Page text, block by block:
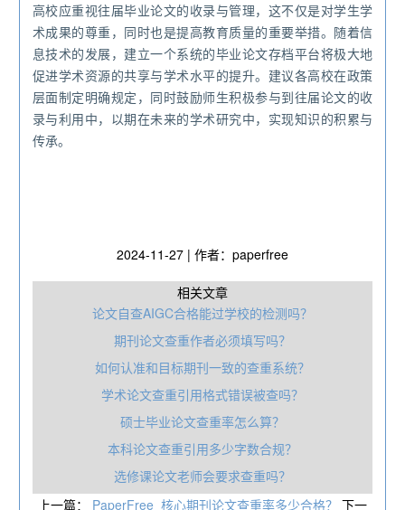
高校应重视往届毕业论文的收录与管理，这不仅是对学生学
术成果的尊重，同时也是提高教育质量的重要举措。随着信
息技术的发展，建立一个系统的毕业论文存档平台将极大地
促进学术资源的共享与学术水平的提升。建议各高校在政策
层面制定明确规定，同时鼓励师生积极参与到往届论文的收
录与利用中，以期在未来的学术研究中，实现知识的积累与
传承。
2024-11-27 | 作者：paperfree
相关文章
论文自查AIGC合格能过学校的检测吗？
期刊论文查重作者必须填写吗？
如何认准和目标期刊一致的查重系统？
学术论文查重引用格式错误被查吗？
硕士毕业论文查重率怎么算？
本科论文查重引用多少字数合规？
选修课论文老师会要求查重吗？
上一篇： PaperFree_核心期刊论文查重率多少合格？ 下一